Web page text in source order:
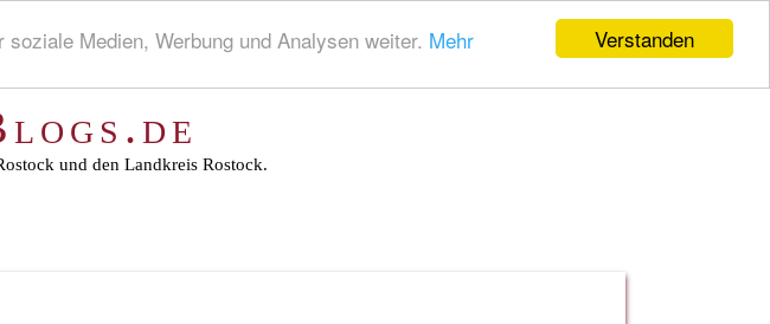
Verstanden
Medien, Werbung und Analysen weiter. Mehr
und den Landkreis Rostock.